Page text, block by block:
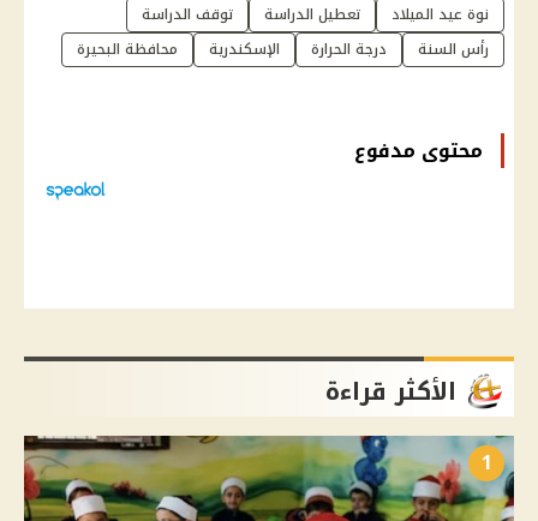
نوة عيد الميلاد تعطيل الدراسة
توقف الدراسة
رأس السنة
درجة الحرارة الإسكندرية محافظة البحيرة
محتوى مدفوع
الأكثر قراءة
1